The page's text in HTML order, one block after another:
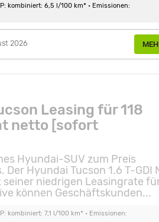
kombiniert: 6,5 l/100 km* • Emissionen:
2026
Leasing für 118
netto [sofort
Hyundai-SUV zum Preis
Der Hyundai Tucson 1.6 T-GDI
seiner niedrigen Leasingrate
können Geschäftskunden...
kombiniert: 7,1 l/100 km* • Emissionen: